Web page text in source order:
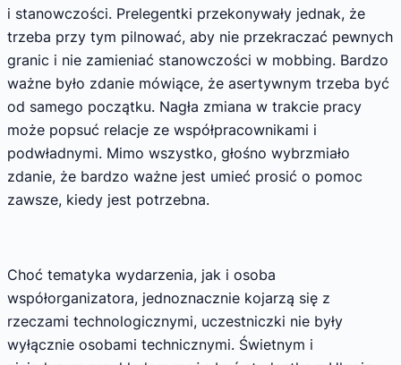
i stanowczości. Prelegentki przekonywały jednak, że
trzeba przy tym pilnować, aby nie przekraczać pewnych
granic i nie zamieniać stanowczości w mobbing. Bardzo
ważne było zdanie mówiące, że asertywnym trzeba być
od samego początku. Nagła zmiana w trakcie pracy
może popsuć relacje ze współpracownikami i
podwładnymi. Mimo wszystko, głośno wybrzmiało
zdanie, że bardzo ważne jest umieć prosić o pomoc
zawsze, kiedy jest potrzebna.
Choć tematyka wydarzenia, jak i osoba
współorganizatora, jednoznacznie kojarzą się z
rzeczami technologicznymi, uczestniczki nie były
wyłącznie osobami technicznymi. Świetnym i